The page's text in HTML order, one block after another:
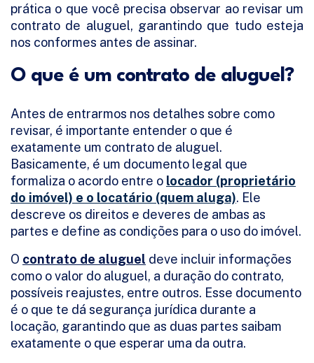
prática o que você precisa observar ao revisar um
contrato de aluguel, garantindo que tudo esteja
nos conformes antes de assinar.
O que é um contrato de aluguel?
Antes de entrarmos nos detalhes sobre como
revisar, é importante entender o que é
exatamente um contrato de aluguel.
Basicamente, é um documento legal que
formaliza o acordo entre o locador (proprietário
do imóvel) e o locatário (quem aluga). Ele
descreve os direitos e deveres de ambas as
partes e define as condições para o uso do imóvel.
O contrato de aluguel deve incluir informações
como o valor do aluguel, a duração do contrato,
possíveis reajustes, entre outros. Esse documento
é o que te dá segurança jurídica durante a
locação, garantindo que as duas partes saibam
exatamente o que esperar uma da outra.